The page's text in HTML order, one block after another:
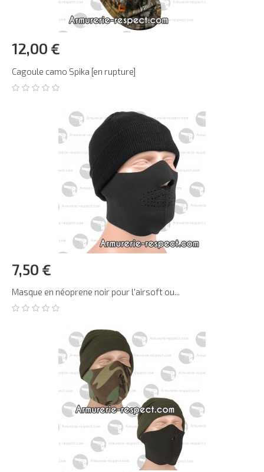
12,00 €
Cagoule camo Spika [en rupture]
7,50 €
Masque en néoprene noir pour l'airsoft ou...